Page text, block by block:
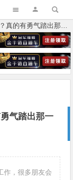
有勇气踏出那一步吗？
气踏出那一
作，很多朋友会